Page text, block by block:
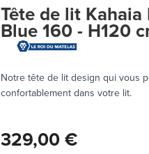
Tête de lit Kahaia
Blue 160 - H120
Notre tête de lit design qui vous
confortablement dans votre lit.
329,00 €